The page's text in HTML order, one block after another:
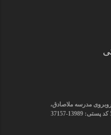
روبروی مدرسه ملاصادق،